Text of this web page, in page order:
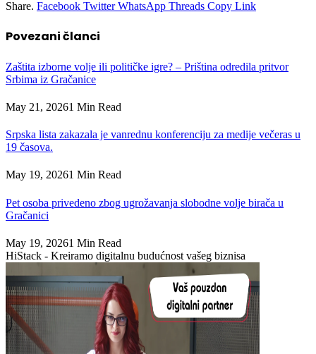
Share. Facebook Twitter WhatsApp Threads Copy Link
Povezaničlanci
Zaštita izborne volje ili političke igre? – Priština odredila pritvor
Srbima iz Gračanice
May 21, 20261 Min Read
Srpska lista zakazala je vanrednu konferenciju za medije večeras u
19 časova.
May 19, 20261 Min Read
Pet osoba privedeno zbog ugrožavanja slobodne volje birača u
Gračanici
May 19, 20261 Min Read
HiStack - Kreiramo digitalnu budućnost vašeg biznisa